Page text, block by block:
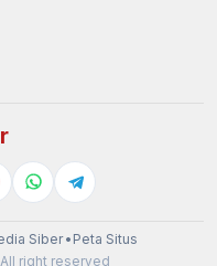
Siber• Peta Situs
right reserved